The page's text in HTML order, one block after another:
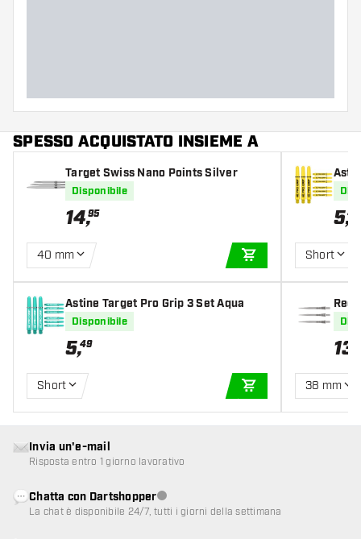
SPESSO ACQUISTATO INSIEME A
Target Swiss Nano Points Silver
Disponibile
14,95
40 mm
AGGIUNGI AL
Astine Target Pro Grip 3 Set Aqua
Disponibile
5,49
Short
AGGIUNGI AL
5,49
Short
Red
13
38 mm
Invia un'e-mail
Risposta entro 1 giorno lavorativo
Chatta con DartshopperServizio clienti non disponibile
La chat è disponibile 24/7, tutti i giorni della settimana